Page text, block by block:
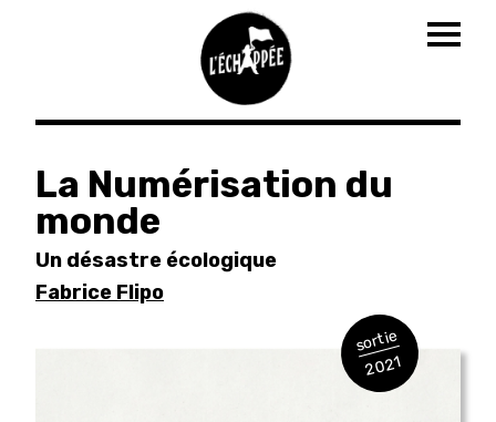
Aller
contenu
principal
La Numérisation du
monde
Un désastre écologique
Fabrice Flipo
sortie
2021